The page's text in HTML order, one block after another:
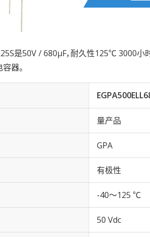
是50V / 680µF，耐久性125℃ 3000小
器。
量产品
GPA
有极性
-40～125 ℃
50 Vdc